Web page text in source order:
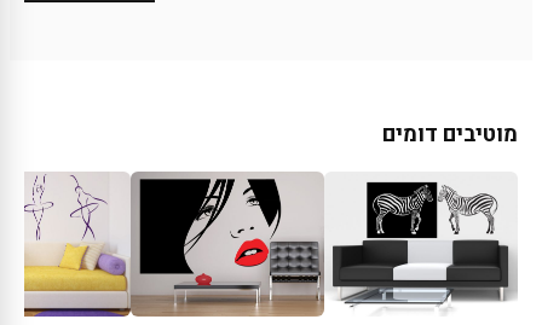
מוטיבים דומים